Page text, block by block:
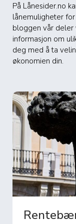
På Lånesider.no
lånemuligheter
bloggen vår deler
informasjon om
deg med å ta
økonomien din.